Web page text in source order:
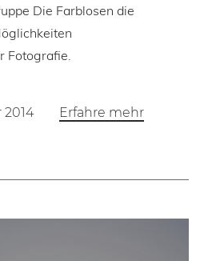
Die Farblosen die
Fotografie.
2014 Erfahre mehr